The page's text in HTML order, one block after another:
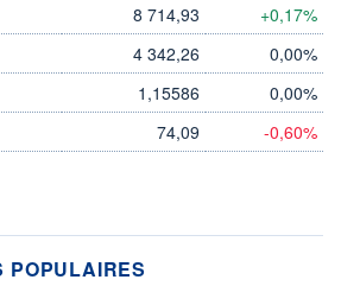
8 714,93 +0,17%
4 342,26 0,00%
1,15586 0,00%
74,09 -0,60%
POPULAIRES